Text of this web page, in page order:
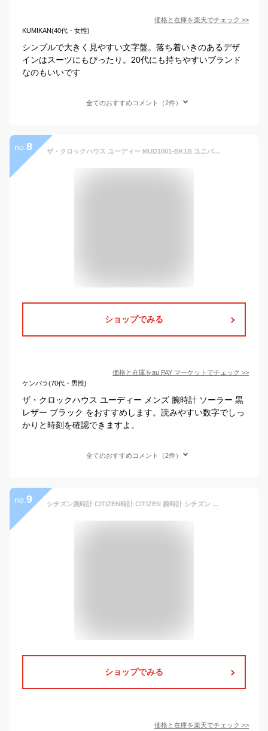
価格と在庫を楽天でチェック >>
KUMIKAN(40代・女性)
シンプルで大きく見やすい文字盤。落ち着いきのあるデザ
インはスーツにもぴったり。20代にも持ちやすいブランド
なのもいいです
全てのおすすめコメント（2件）
no. 8 ザ・クロックハウス ユーディー MUD1001-BK1B ユニバーサルデザイン メンズ 腕時計 ソーラー 黒レザー ブラック UD
ショップでみる
価格と在庫をau PAY マーケット でチェック >>
ケンバラ(70代・男性)
ザ・クロックハウス ユーディー メンズ 腕時計 ソーラー 黒
レザー ブラック をおすすめします。読みやすい数字でしっ
かりと時刻を確認できますよ。
全てのおすすめコメント（2件）
no. 9 シチズン腕時計 CITIZEN時計 CITIZEN 腕時計 シチズン 時計 レグノ REGUNO メンズ ブラック KL7-019-50 アナログ ソーラー 電波時計 ペア カーフレザー シルバー 3針 H415 プレゼント ギフト 卒業 入学 就職 祝い 中学生 高校生 大学生 社会人 入試 受験 冬 父の日
ショップでみる
価格と在庫を楽天でチェック >>